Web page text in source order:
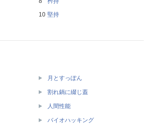
堅持
月とすっぽん
割れ鍋に綴じ蓋
人間性能
バイオハッキング